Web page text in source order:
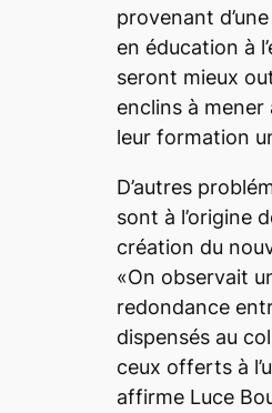
provenant
en éducation à
seront mieux
enclins à mener
leur formation
D’autres
sont à l’origine
création du
«On observait
redondance
dispensés au
ceux offerts à
affirme Luce